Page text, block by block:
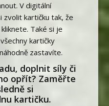
V digitální
kartičku tak, že
Také si je
kartičky
zastavíte.
doplnit síly či
opřít? Zaměřte
si
kartičku.